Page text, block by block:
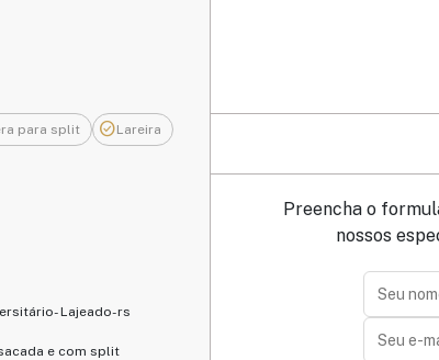
para split check_circleLareira
Lajeado-rs
e com split
Preencha o
nossos